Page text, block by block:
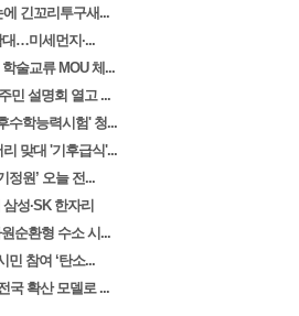
긴꼬리투구새...
대…미세먼지·...
술교류 MOU 체...
민 설명회 열고 ...
수학능력시험' 청...
맞대 '기후급식'...
정원’ 오늘 전...
성·SK 한자리
순환형 수소 시...
참여 ‘탄소...
국 확산 모델로 ...